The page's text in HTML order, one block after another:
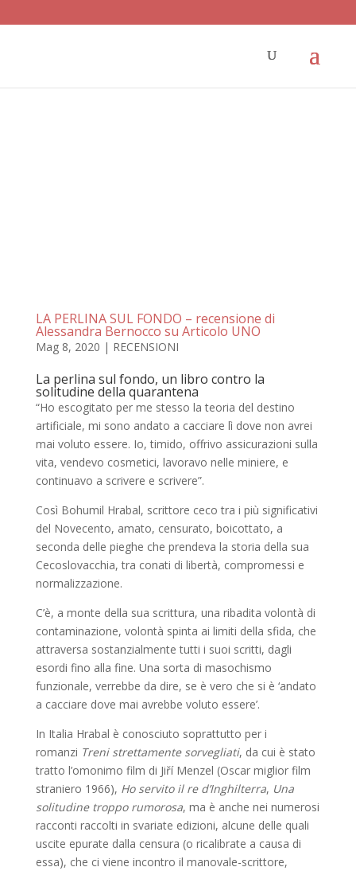
LA PERLINA SUL FONDO – recensione di
Alessandra Bernocco su Articolo UNO
Mag 8, 2020 | RECENSIONI
La perlina sul fondo, un libro contro la
solitudine della quarantena
“Ho escogitato per me stesso la teoria del destino
artificiale, mi sono andato a cacciare lì dove non avrei
mai voluto essere. Io, timido, offrivo assicurazioni sulla
vita, vendevo cosmetici, lavoravo nelle miniere, e
continuavo a scrivere e scrivere”.
Così Bohumil Hrabal, scrittore ceco tra i più significativi
del Novecento, amato, censurato, boicottato, a
seconda delle pieghe che prendeva la storia della sua
Cecoslovacchia, tra conati di libertà, compromessi e
normalizzazione.
C’è, a monte della sua scrittura, una ribadita volontà di
contaminazione, volontà spinta ai limiti della sfida, che
attraversa sostanzialmente tutti i suoi scritti, dagli
esordi fino alla fine. Una sorta di masochismo
funzionale, verrebbe da dire, se è vero che si è ‘andato
a cacciare dove mai avrebbe voluto essere’.
In Italia Hrabal è conosciuto soprattutto per i
romanzi Treni strettamente sorvegliati, da cui è stato
tratto l’omonimo film di Jiří Menzel (Oscar miglior film
straniero 1966), Ho servito il re d’Inghilterra, Una
solitudine troppo rumorosa, ma è anche nei numerosi
racconti raccolti in svariate edizioni, alcune delle quali
uscite epurate dalla censura (o ricalibrate a causa di
essa), che ci viene incontro il manovale-scrittore,